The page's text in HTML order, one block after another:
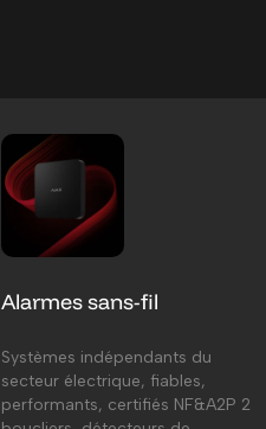
Alarmes sans-fil
Systèmes indépendants du
secteur électrique, fiables,
performants, certifiés NF&A2P 2